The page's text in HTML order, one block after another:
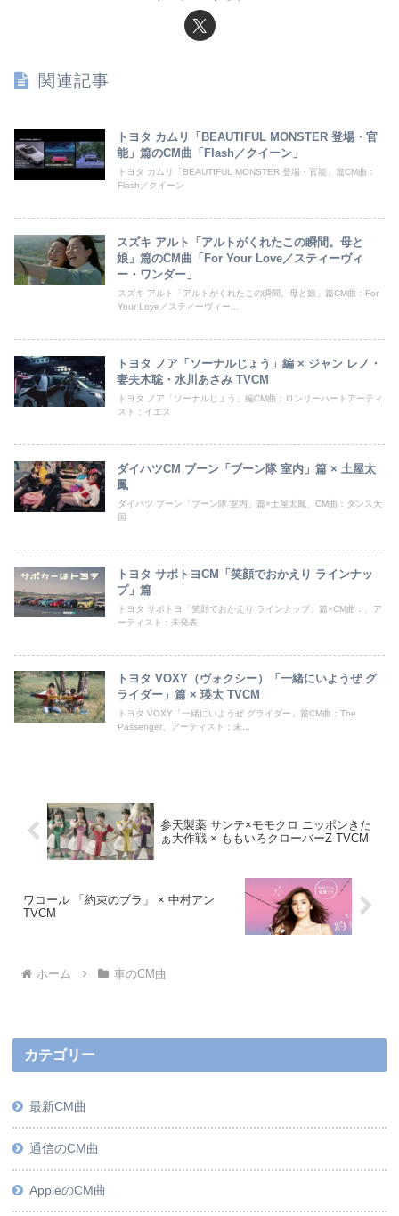
関連記事
トヨタ カムリ「BEAUTIFUL MONSTER 登場・官
能」篇のCM曲「Flash／クイーン」
トヨタ カムリ「BEAUTIFUL MONSTER 登場・官能」篇CM曲：
Flash／クイーン
スズキ アルト「アルトがくれたこの瞬間。母と
娘」篇のCM曲「For Your Love／スティーヴィ
ー・ワンダー」
スズキ アルト「アルトがくれたこの瞬間。母と娘」篇CM曲：For
Your Love／スティーヴィー...
トヨタ ノア「ソーナルじょう」編 × ジャン レノ・
妻夫木聡・水川あさみ TVCM
トヨタ ノア「ソーナルじょう」編CM曲：ロンリーハートアーティ
スト：イエス
ダイハツCM ブーン「ブーン隊 室内」篇 × 土屋太
鳳
ダイハツ ブーン「ブーン隊 室内」篇×土屋太鳳、CM曲：ダンス天
国
トヨタ サポトヨCM「笑顔でおかえり ラインナッ
プ」篇
トヨタ サポトヨ「笑顔でおかえり ラインナップ」篇×CM曲：、ア
ーティスト：未発表
トヨタ VOXY（ヴォクシー）「一緒にいようぜ グ
ライダー」篇 × 瑛太 TVCM
トヨタ VOXY「一緒にいようぜ グライダー」篇CM曲：The
Passenger、アーティスト：未...
参天製薬 サンテ×モモクロ ニッポンきた
ぁ大作戦 × ももいろクローバーZ TVCM
ワコール 「約束のブラ」 × 中村アン
TVCM
ホーム 車のCM曲
カテゴリー
最新CM曲
通信のCM曲
AppleのCM曲